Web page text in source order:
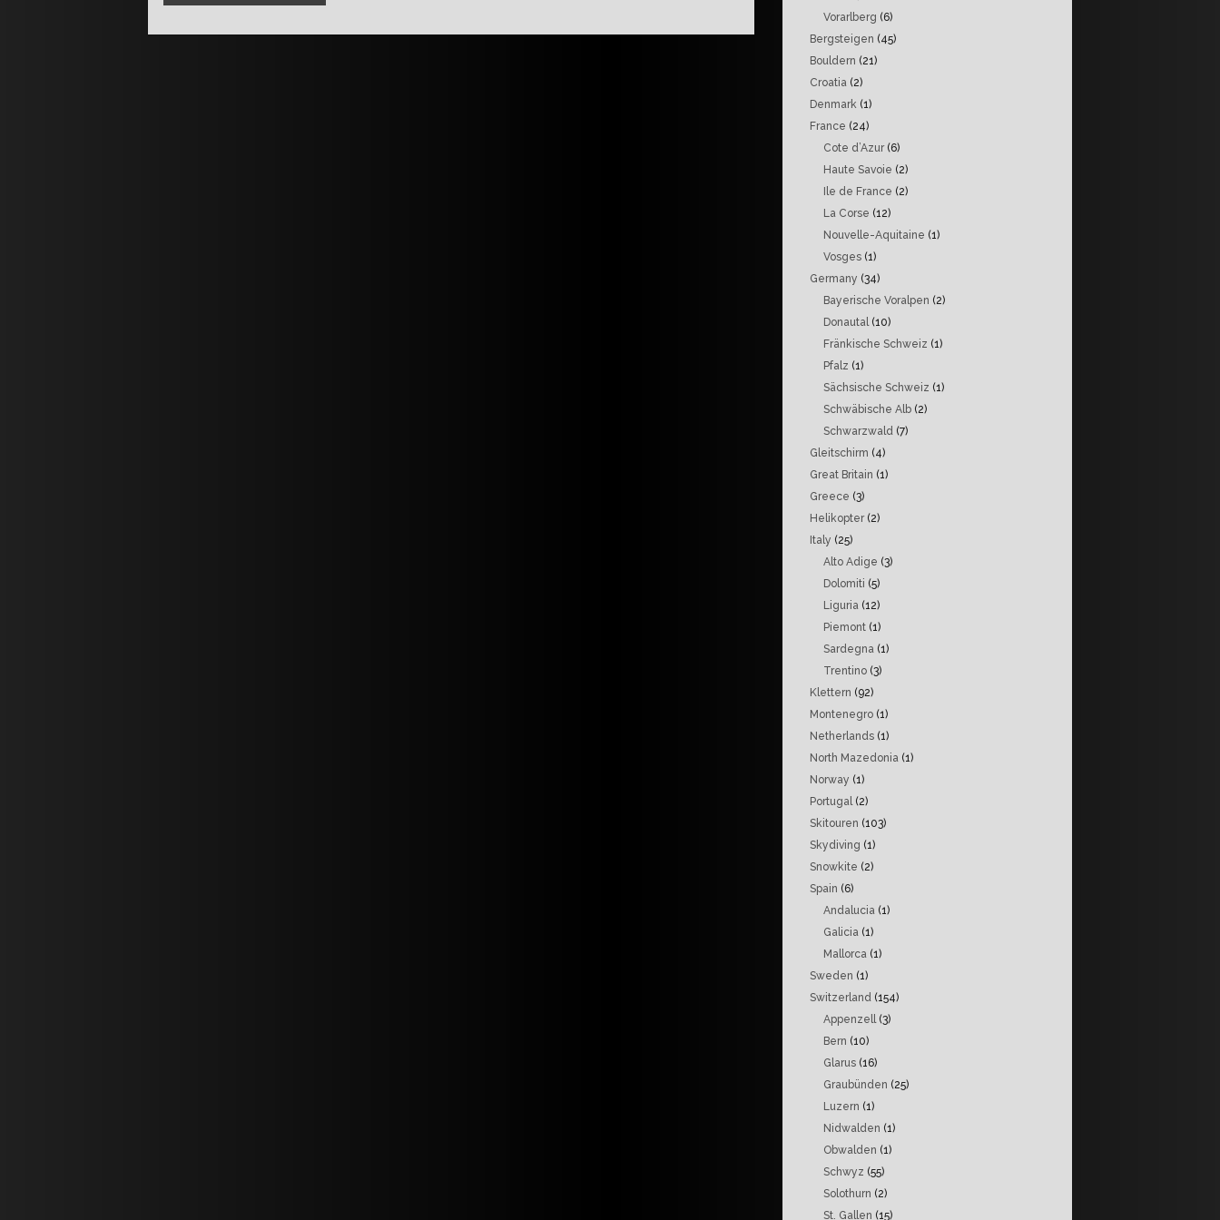
Vorarlberg (6)
Bergsteigen (45)
Bouldern (21)
Croatia (2)
Denmark (1)
France (24)
Cote d’Azur(6)
Haute Savoie (2)
Ile de France (2)
La Corse (12)
Nouvelle-Aquitaine (1)
Vosges (1)
Germany (34)
Bayerische Voralpen (2)
Donautal(10)
Fränkische Schweiz (1)
Pfalz (1)
Sächsische Schweiz (1)
Schwäbische Alb (2)
Schwarzwald (7)
Gleitschirm (4)
Great Britain (1)
Greece (3)
Helikopter(2)
Italy (25)
Alto Adige (3)
Dolomiti (5)
Liguria (12)
Piemont (1)
Sardegna (1)
Trentino (3)
Klettern (92)
Montenegro (1)
Netherlands (1)
North Mazedonia (1)
Norway (1)
Portugal(2)
Skitouren (103)
Skydiving (1)
Snowkite (2)
Spain (6)
Andalucia (1)
Galicia (1)
Mallorca (1)
Sweden (1)
Switzerland (154)
Appenzell(3)
Bern (10)
Glarus (16)
Graubünden (25)
Luzern (1)
Nidwalden (1)
Obwalden (1)
Schwyz (55)
Solothurn (2)
St. Gallen (15)